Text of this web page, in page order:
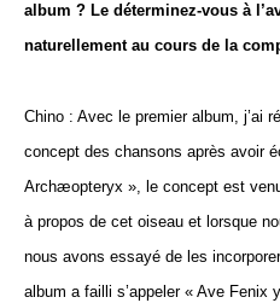
album ? Le déterminez-vous à
naturellement au cours de la
Chino : Avec le premier album, j’ai
concept des chansons après avoir
Archæopteryx », le concept est
à propos de cet oiseau et lorsque
nous avons essayé de les
album a failli s’appeler « Ave Fenix